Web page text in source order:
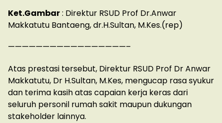
Ket.Gambar: Direktur RSUD Prof Dr.Anwar
Makkatutu Bantaeng, dr.H.Sultan, M.Kes.(rep)
—————————————————–
Atas prestasi tersebut, Direktur RSUD Prof Dr Anwar
Makkatutu, Dr H.Sultan, M.Kes, mengucap rasa syukur
dan terima kasih atas capaian kerja keras dari
seluruh personil rumah sakit maupun dukungan
stakeholder lainnya.